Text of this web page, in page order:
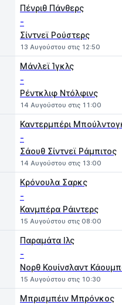
Πένριθ Πάνθερς
-
Σίντνεϊ Ρούστερς
13 Αυγούστου στις 12:50
Μάνλεϊ Ίγκλς
-
Ρέντκλιφ Ντόλφινς
14 Αυγούστου στις 11:00
Καντερμπέρι
-
Σάουθ Σίντνεϊ Ράμπιτος
14 Αυγούστου στις 13:00
Κρόνουλα Σαρκς
-
Κανμπέρα Ράιντερς
15 Αυγούστου στις 08:00
Παραμάτα Iλς
-
Νορθ Κουίνσλαντ
15 Αυγούστου στις 10:30
Μπρισμπέιν Μπρόνκος